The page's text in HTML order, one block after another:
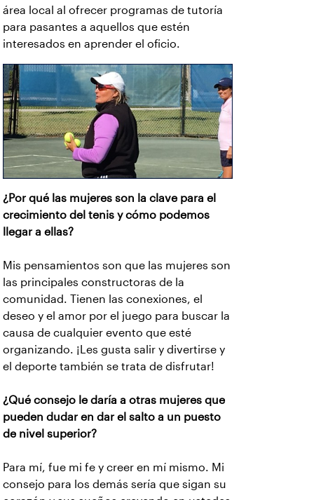
área local al ofrecer programas de tutoría
para pasantes a aquellos que estén
interesados en aprender el oficio.
¿Por qué las mujeres son la clave para el
crecimiento del tenis y cómo podemos
llegar a ellas?
Mis pensamientos son que las mujeres son
las principales constructoras de la
comunidad. Tienen las conexiones, el
deseo y el amor por el juego para buscar la
causa de cualquier evento que esté
organizando. ¡Les gusta salir y divertirse y
el deporte también se trata de disfrutar!
¿Qué consejo le daría a otras mujeres que
pueden dudar en dar el salto a un puesto
de nivel superior?
Para mí, fue mi fe y creer en mí mismo. Mi
consejo para los demás sería que sigan su